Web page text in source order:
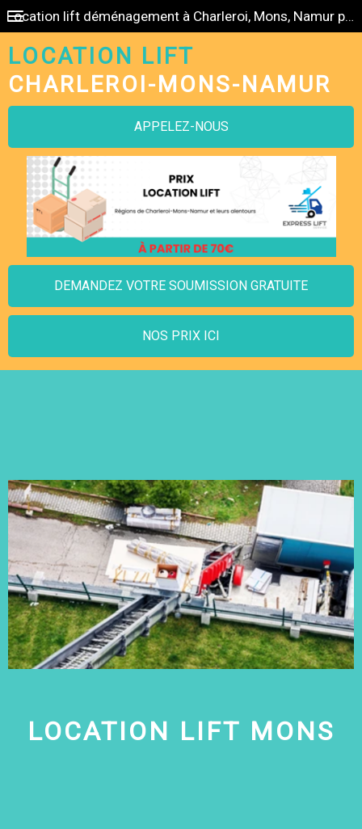
Location lift déménagement à Charleroi, Mons, Namur pas cher
LOCATION LIFT
CHARLEROI-MONS-NAMUR
APPELEZ-NOUS
DEMANDEZ VOTRE SOUMISSION GRATUITE
NOS PRIX ICI
LOCATION LIFT MONS